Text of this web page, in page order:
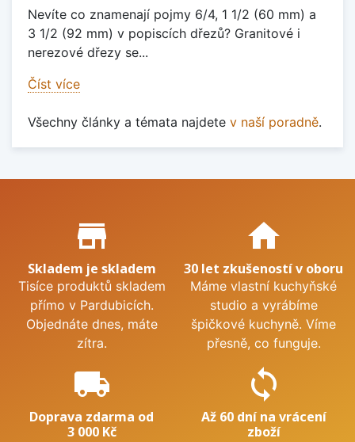
Nevíte co znamenají pojmy 6/4, 1 1/2 (60 mm) a
3 1/2 (92 mm) v popiscích dřezů? Granitové i
nerezové dřezy se...
Číst více
Všechny články a témata najdete v naší poradně.
Proč nakupovat u nás?
store_mall_directory
Skladem je skladem
Tisíce produktů skladem
přímo v Pardubicích.
Objednáte dnes, máte
zítra.
home
30 let zkušeností v oboru
Máme vlastní kuchyňské
studio a vyrábíme
špičkové kuchyně. Víme
přesně, co funguje.
local_shipping
Doprava zdarma od
3 000 Kč
sync
Až 60 dní na vrácení
zboží